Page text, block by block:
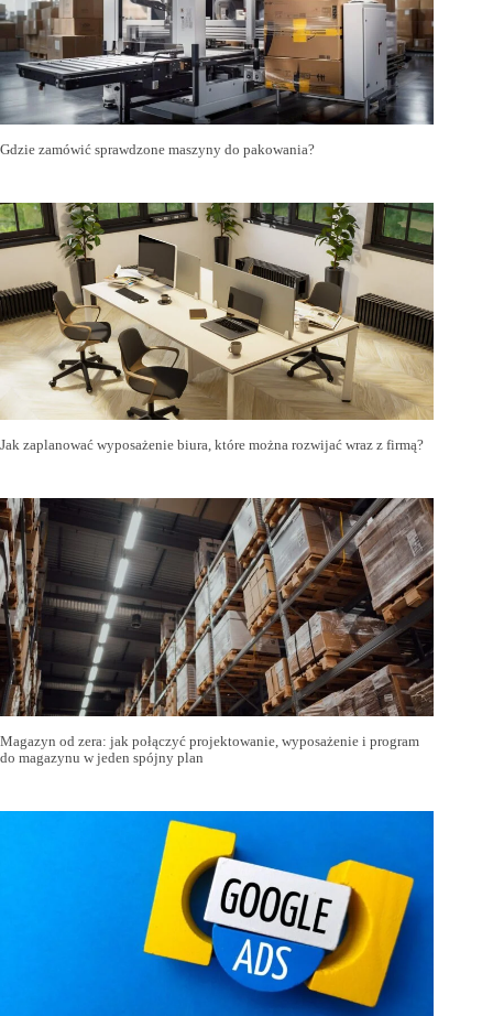
Gdzie zamówić sprawdzone maszyny do pakowania?
Jak zaplanować wyposażenie biura, które można rozwijać wraz z firmą?
Magazyn od zera: jak połączyć projektowanie, wyposażenie i program
do magazynu w jeden spójny plan